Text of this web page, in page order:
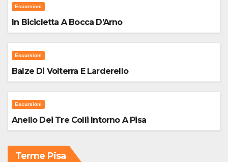
Escursioni
In Bicicletta A Bocca D'Arno
Escursioni
Balze Di Volterra E Larderello
Escursioni
Anello Dei Tre Colli Intorno A Pisa
Terme Pisa